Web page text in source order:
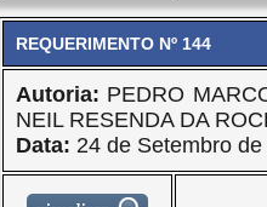
REQUERIMENTO Nº 144
Autoria: PEDRO
NEIL RESENDA DA
Data: 24 de Setembro de